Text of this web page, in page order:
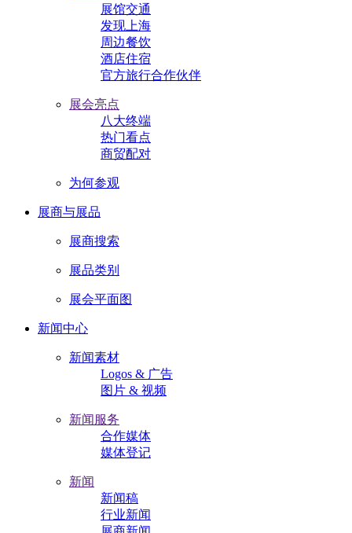
展馆交通
发现上海
周边餐饮
酒店住宿
官方旅行合作伙伴
展会亮点
八大终端
热门看点
商贸配对
为何参观
展商与展品
展商搜索
展品类别
展会平面图
新闻中心
新闻素材
Logos & 广告
图片 & 视频
新闻服务
合作媒体
媒体登记
新闻
新闻稿
行业新闻